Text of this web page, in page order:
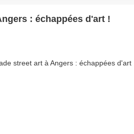
: échappées d'art !